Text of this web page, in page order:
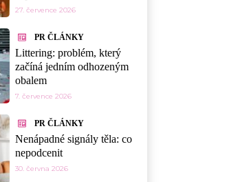
myčce nebo mikrovlnce
27. července 2026
PR ČLÁNKY
Littering: problém, který
začíná jedním odhozeným
obalem
7. července 2026
PR ČLÁNKY
Nenápadné signály těla: co
nepodcenit
30. června 2026